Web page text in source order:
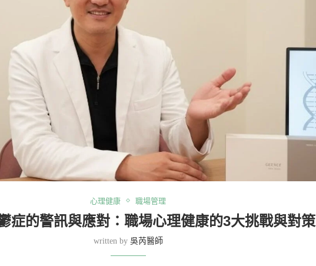
心理健康 職場管理
症的警訊與應對：職場心理健康的3大挑戰與對策
written by 吳芮醫師